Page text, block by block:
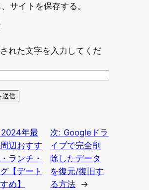
、サイトを保存する。
れた文字を入力してくだ
2024年最
辺おすす
ランチ・
【デート
め】
次: Googleドラ
イブで完全削
除したデータ
を復元/復旧す
る方法 →